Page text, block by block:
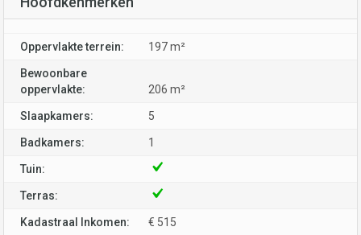
Oppervlakte terrein: 197 m²
Bewoonbare
oppervlakte:
206 m²
Slaapkamers: 5
Badkamers: 1
Tuin:
Terras:
Kadastraal Inkomen: € 515